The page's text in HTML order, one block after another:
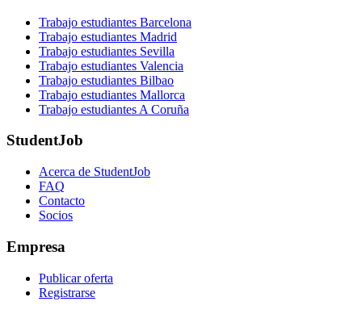
Trabajo estudiantes Barcelona
Trabajo estudiantes Madrid
Trabajo estudiantes Sevilla
Trabajo estudiantes Valencia
Trabajo estudiantes Bilbao
Trabajo estudiantes Mallorca
Trabajo estudiantes A Coruña
StudentJob
Acerca de StudentJob
FAQ
Contacto
Socios
Empresa
Publicar oferta
Registrarse